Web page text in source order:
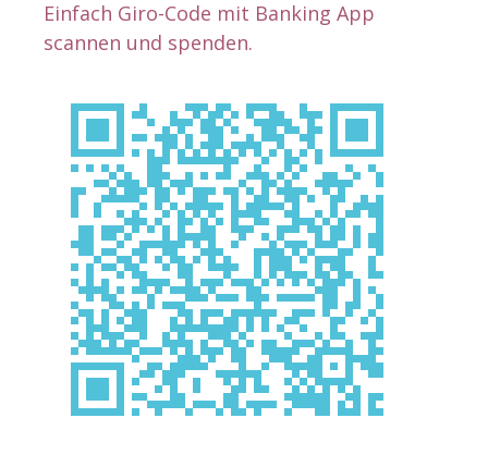
Einfach Giro-Code mit Banking App
scannen und spenden.